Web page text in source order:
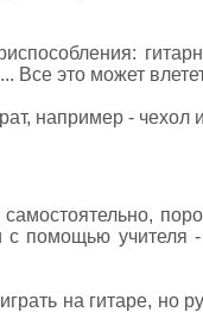
Все это может
например - чехол
помощью учителя
на гитаре, но